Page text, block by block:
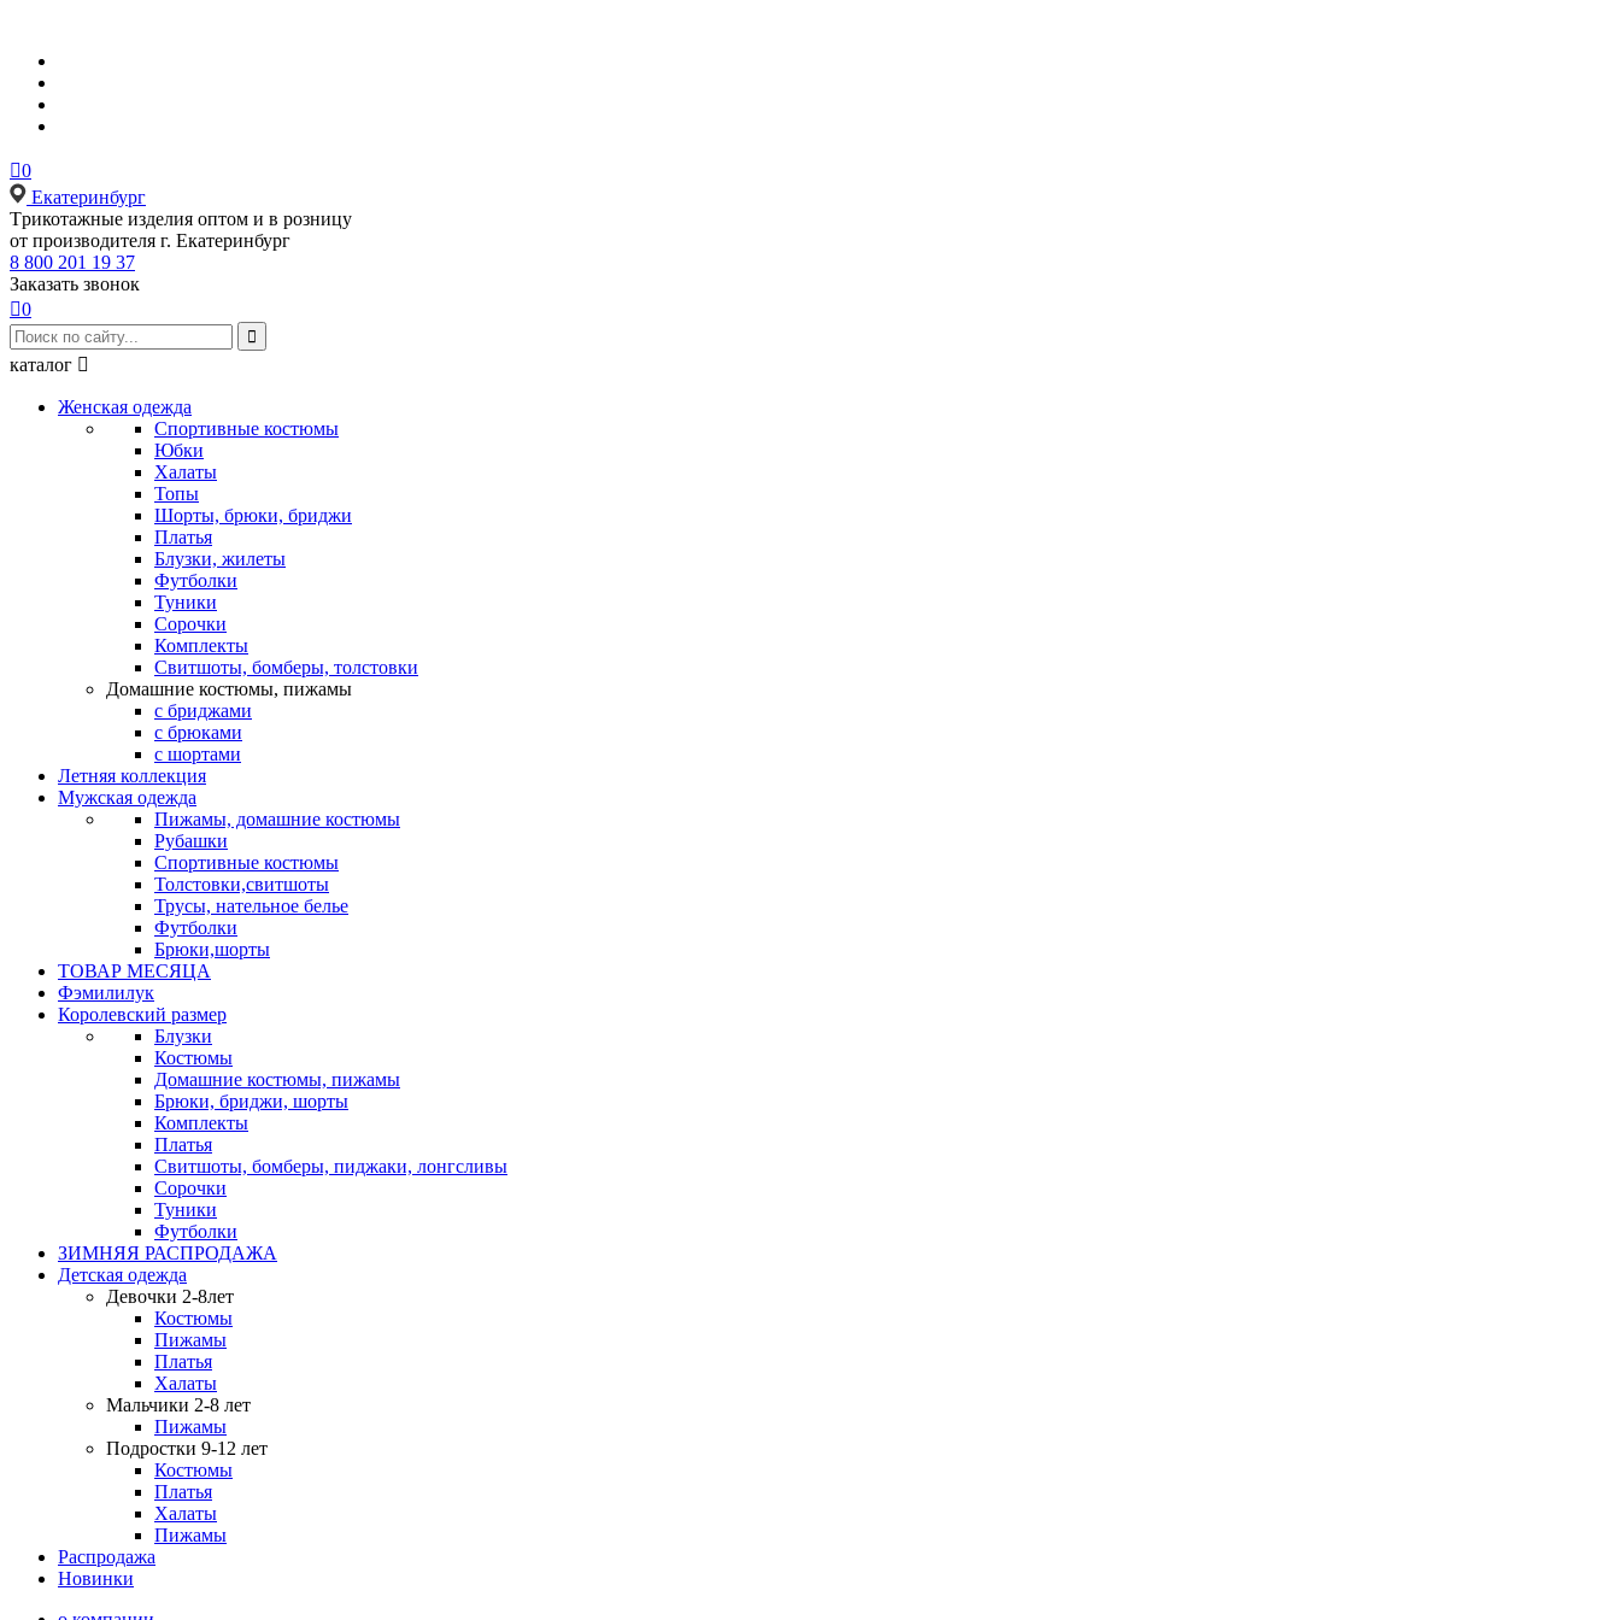
0
Екатеринбург
Tрикотажные изделия оптом и в розницу
от производителя г. Екатеринбург
8 800 201 19 37
Заказать звонок
0

каталог 
Женская одежда
Спортивные костюмы
Юбки
Халаты
Топы
Шорты, брюки, бриджи
Платья
Блузки, жилеты
Футболки
Туники
Сорочки
Комплекты
Свитшоты, бомберы, толстовки
Домашние костюмы, пижамы
с бриджами
с брюками
с шортами
Летняя коллекция
Мужская одежда
Пижамы, домашние костюмы
Рубашки
Спортивные костюмы
Толстовки,свитшоты
Трусы, нательное белье
Футболки
Брюки,шорты
ТОВАР МЕСЯЦА
Фэмилилук
Королевский размер
Блузки
Костюмы
Домашние костюмы, пижамы
Брюки, бриджи, шорты
Комплекты
Платья
Свитшоты, бомберы, пиджаки, лонгсливы
Сорочки
Туники
Футболки
ЗИМНЯЯ РАСПРОДАЖА
Детская одежда
Девочки 2-8лет
Костюмы
Пижамы
Платья
Халаты
Мальчики 2-8 лет
Пижамы
Подростки 9-12 лет
Костюмы
Платья
Халаты
Пижамы
Распродажа
Новинки